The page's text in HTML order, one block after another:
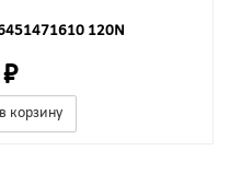
120N
корзину